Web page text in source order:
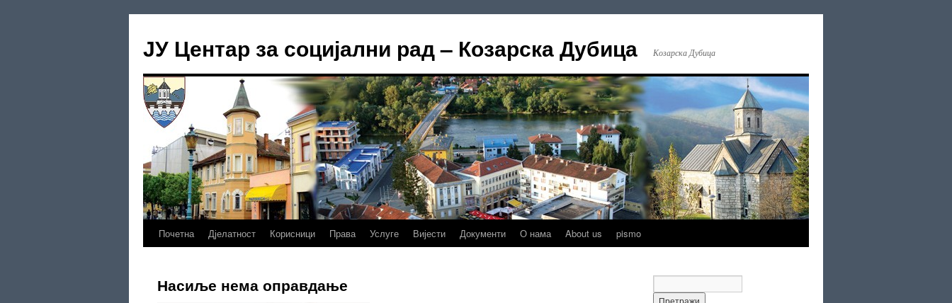
садржај
ЈУ Центар за социјални рад – Козарска Дубица Козарска Дубица
Почетна Дјелатност Корисници Права Услуге Вијести Документи О нама About us pismo
Насиље нема оправдање